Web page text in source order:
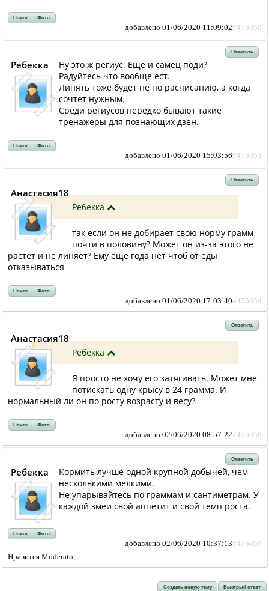
Поиск Фото
добавлено 01/06/2020 11:09:02#475050
Ответить
Ребекка
Ну это ж региус. Еще и самец поди?
Радуйтесь что вообще ест.
Линять тоже будет не по расписанию, а когда
сочтет нужным.
Среди региусов нередко бывают такие
тренажеры для познающих дзен.
Поиск Фото
добавлено 01/06/2020 15:03:56#475053
Ответить
Анастасия18
Ребекка
так если он не добирает свою норму грамм
почти в половину? Может он из-за этого не
растет и не линяет? Ему еще года нет чтоб от еды
отказываться
Поиск Фото
добавлено 01/06/2020 17:03:40#475054
Ответить
Анастасия18
Ребекка
Я просто не хочу его затягивать. Может мне
потискать одну крысу в 24 грамма. И
нормальный ли он по росту возрасту и весу?
Поиск Фото
добавлено 02/06/2020 08:57:22#475058
Ответить
Ребекка
Кормить лучше одной крупной добычей, чем
несколькими мелкими.
Не упарывайтесь по граммам и сантиметрам. У
каждой змеи свой аппетит и свой темп роста.
Поиск Фото
добавлено 02/06/2020 10:37:13#475059
Нравится Moderator
Создать новую тему Быстрый ответ